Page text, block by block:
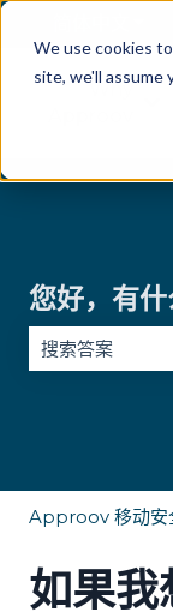
We use cookies
site, we'll assume
Why
您好，有什
Approov 移动安
如果我